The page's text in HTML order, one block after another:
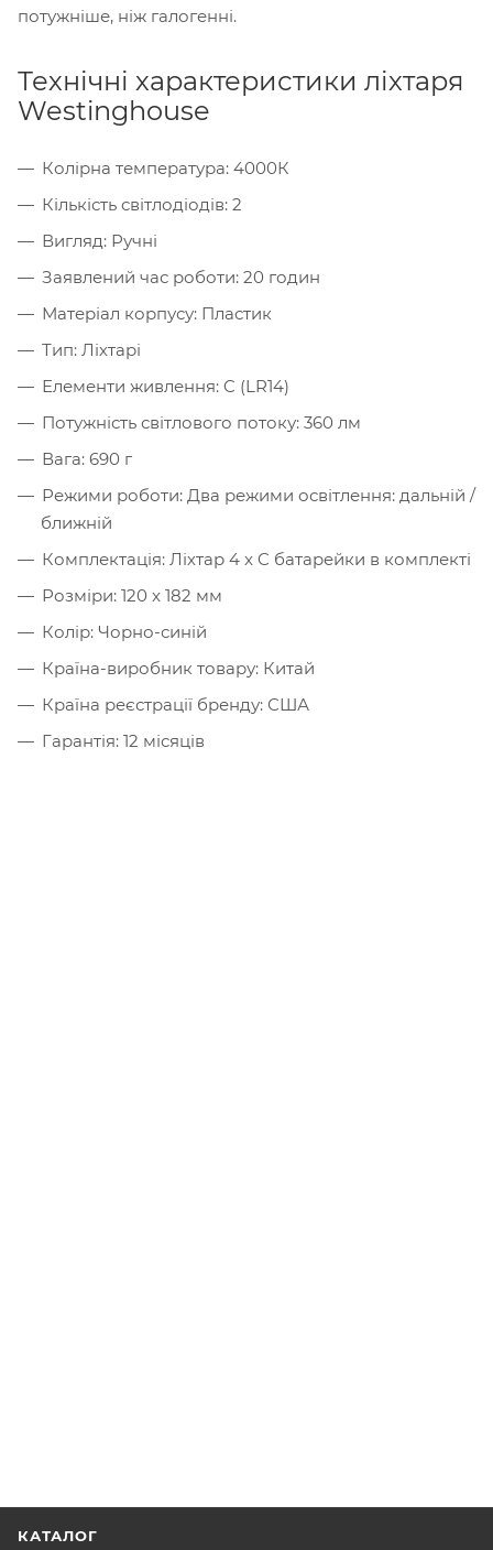
потужніше, ніж галогенні.
Технічні характеристики ліхтаря
Westinghouse
Колірна температура: 4000К
Кількість світлодіодів: 2
Вигляд: Ручні
Заявлений час роботи: 20 годин
Матеріал корпусу: Пластик
Тип: Ліхтарі
Елементи живлення: C (LR14)
Потужність світлового потоку: 360 лм
Вага: 690 г
Режими роботи: Два режими освітлення: дальній /
ближній
Комплектація: Ліхтар 4 x C батарейки в комплекті
Розміри: 120 x 182 мм
Колір: Чорно-синій
Країна-виробник товару: Китай
Країна реєстрації бренду: США
Гарантія: 12 місяців
КАТАЛОГ